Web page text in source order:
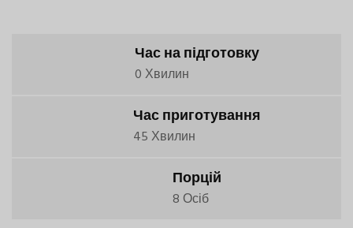
Час на підготовку
0 Хвилин
Час приготування
45 Хвилин
Порцій
8 Осіб